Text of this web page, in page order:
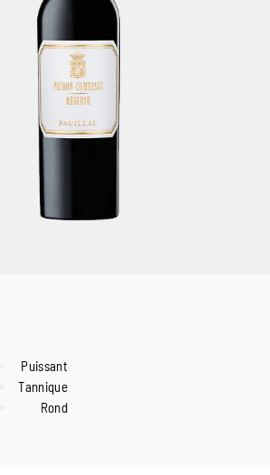
Puissant
Tannique
Rond